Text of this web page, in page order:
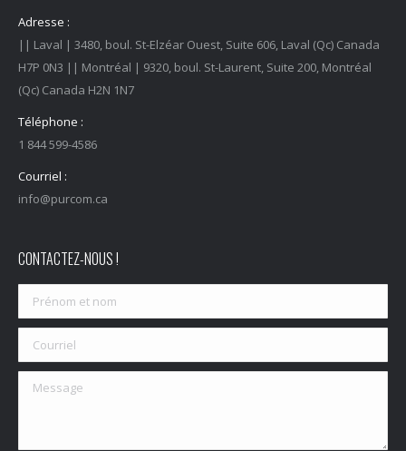
Adresse :
|| Laval | 3480, boul. St-Elzéar Ouest, Suite 606, Laval (Qc) Canada
H7P 0N3 || Montréal | 9320, boul. St-Laurent, Suite 200, Montréal
(Qc) Canada H2N 1N7
Téléphone :
1 844 599-4586
Courriel :
info@purcom.ca
CONTACTEZ-NOUS !